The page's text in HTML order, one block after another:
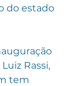
do estado
Rassi,
tem